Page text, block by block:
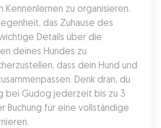
Kennenlernen zu organisieren.
das Zuhause des
Details über die
deines Hundes zu
dass dein Hund und
Denk dran, du
bei Gudog jederzeit bis zu 3
Buchung für eine vollständige